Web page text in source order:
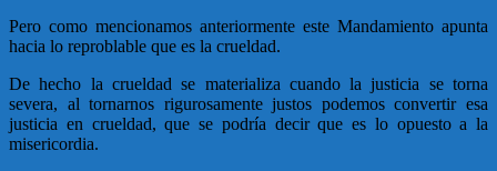
Pero como mencionamos anteriormente este Mandamiento apunta
hacia lo reproblable que es la crueldad.
De hecho la crueldad se materializa cuando la justicia se torna
severa, al tornarnos rigurosamente justos podemos convertir esa
justicia en crueldad, que se podría decir que es lo opuesto a la
misericordia.